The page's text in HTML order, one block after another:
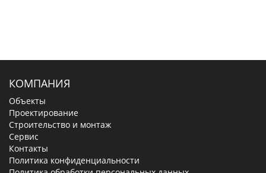
КОМПАНИЯ
Объекты
Проектирование
Строительство и монтаж
Сервис
Контакты
Политика конфиденциальности